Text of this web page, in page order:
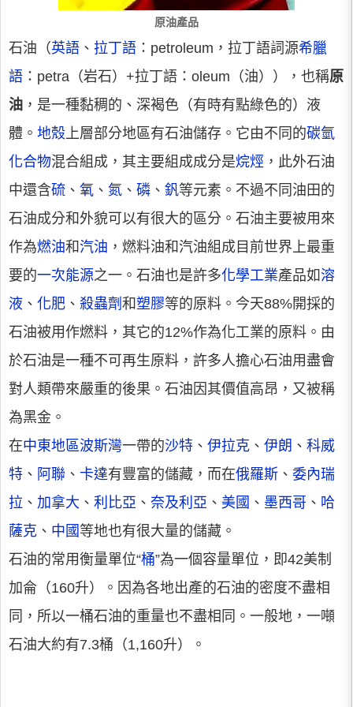
原油產品
石油（英語 、 拉丁語 ：petroleum，拉丁語詞源希臘
語 ：petra（岩石）+拉丁語：oleum（油）），也稱原
油 ，是一種黏稠的、深褐色（有時有點綠色的）液
體。 地殼上層部分地區有石油儲存。它由不同的碳氫
化合物混合組成，其主要組成成分是烷烴 ，此外石油
中還含硫 、 氧 、 氮 、 磷 、 釩等元素。不過不同油田的
石油成分和外貌可以有很大的區分。石油主要被用來
作為燃油和汽油 ，燃料油和汽油組成目前世界上最重
要的一次能源之一。石油也是許多化學工業產品如 溶
液 、 化肥 、 殺蟲劑 和塑膠等的原料。今天88%開採的
石油被用作燃料，其它的12%作為化工業的原料。由
於石油是一種不可再生原料，許多人擔心石油用盡會
對人類帶來嚴重的後果。石油因其價值高昂，又被稱
為黑金。
在中東地區波斯灣一帶的沙特 、 伊拉克 、 伊朗 、 科威
特 、 阿聯 、 卡達有豐富的儲藏，而在俄羅斯 、 委內瑞
拉 、 加拿大 、 利比亞 、 奈及利亞 、 美國 、 墨西哥 、 哈
薩克 、 中國 等地也有很大量的儲藏。
石油的常用衡量單位“桶”為一個容量單位，即42美制
加侖（160升）。因為各地出產的石油的密度不盡相
同，所以一桶石油的重量也不盡相同。一般地，一噸
石油大約有7.3桶（1,160升）。